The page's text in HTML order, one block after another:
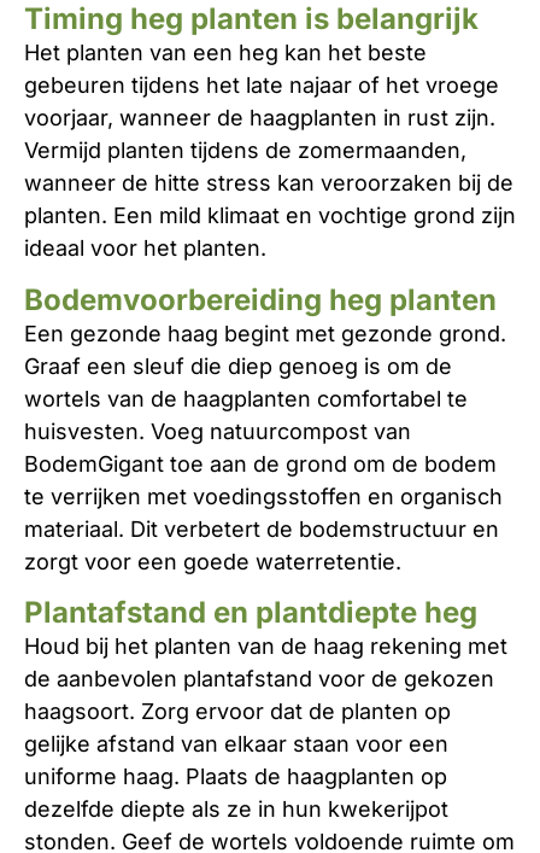
Timing heg planten is belangrijk
Het planten van een heg kan het beste
gebeuren tijdens het late najaar of het vroege
voorjaar, wanneer de haagplanten in rust zijn.
Vermijd planten tijdens de zomermaanden,
wanneer de hitte stress kan veroorzaken bij de
planten. Een mild klimaat en vochtige grond zijn
ideaal voor het planten.
Bodemvoorbereiding heg planten
Een gezonde haag begint met gezonde grond.
Graaf een sleuf die diep genoeg is om de
wortels van de haagplanten comfortabel te
huisvesten. Voeg natuurcompost van
BodemGigant toe aan de grond om de bodem
te verrijken met voedingsstoffen en organisch
materiaal. Dit verbetert de bodemstructuur en
zorgt voor een goede waterretentie.
Plantafstand en plantdiepte heg
Houd bij het planten van de haag rekening met
de aanbevolen plantafstand voor de gekozen
haagsoort. Zorg ervoor dat de planten op
gelijke afstand van elkaar staan voor een
uniforme haag. Plaats de haagplanten op
dezelfde diepte als ze in hun kwekerijpot
stonden. Geef de wortels voldoende ruimte om